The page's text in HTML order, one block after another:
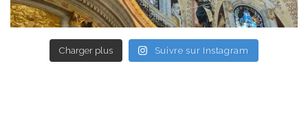
Charger plus Suivre sur Instagram